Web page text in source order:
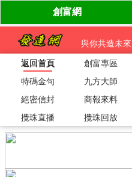
與你共造未來
返回首頁
創富專區
特碼金句
九方大師
絕密信封
商報來料
攪珠直播
攪珠回放